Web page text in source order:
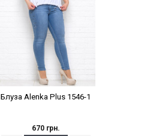
Блуза Alenka Plus 1546-1
670 грн.